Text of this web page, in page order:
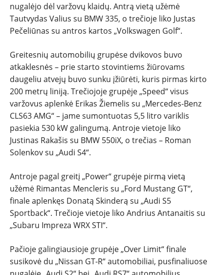
nugalėjo dėl varžovų klaidų. Antrą vietą užėmė
Tautvydas Valius su BMW 335, o trečioje liko Justas
Pečeliūnas su antros kartos „Volkswagen Golf“.
Greitesnių automobilių grupėse dvikovos buvo
atkaklesnės – prie starto stovintiems žiūrovams
daugeliu atvejų buvo sunku įžiūrėti, kuris pirmas kirto
200 metrų liniją. Trečiojoje grupėje „Speed“ visus
varžovus aplenkė Erikas Žiemelis su „Mercedes-Benz
CLS63 AMG“ – jame sumontuotas 5,5 litro variklis
pasiekia 530 kW galingumą. Antroje vietoje liko
Justinas Rakašis su BMW 550iX, o trečias – Roman
Solenkov su „Audi S4“.
Antroje pagal greitį „Power“ grupėje pirmą vietą
užėmė Rimantas Mencleris su „Ford Mustang GT“,
finale aplenkęs Donatą Skinderą su „Audi S5
Sportback“. Trečioje vietoje liko Andrius Antanaitis su
„Subaru Impreza WRX STI“.
Pačioje galingiausioje grupėje „Over Limit“ finale
susikovė du „Nissan GT-R“ automobiliai, pusfinaliuose